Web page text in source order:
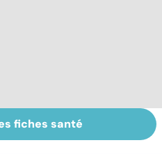
Les Français
accros aux
fiches santé